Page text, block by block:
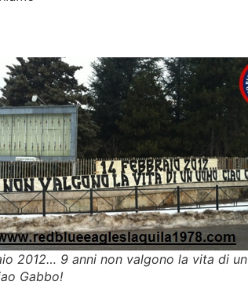
2012… 9 anni non valgono la vita di un
Gabbo!